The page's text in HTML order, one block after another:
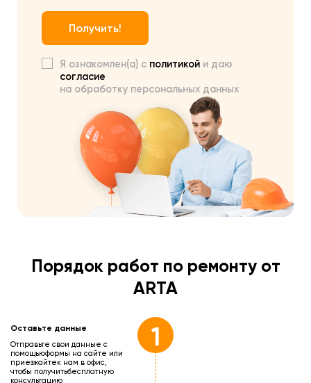
Получить!
Я ознакомлен(а) с политикой и даю
согласие
на обработку персональных данных
Порядок работ по ремонту от
ARTA
Оставьте данные
Отправьте свои данные с
помощьюформы на сайте или
приезжайтек нам в офис,
чтобы получитьбесплатную
консультацию
1